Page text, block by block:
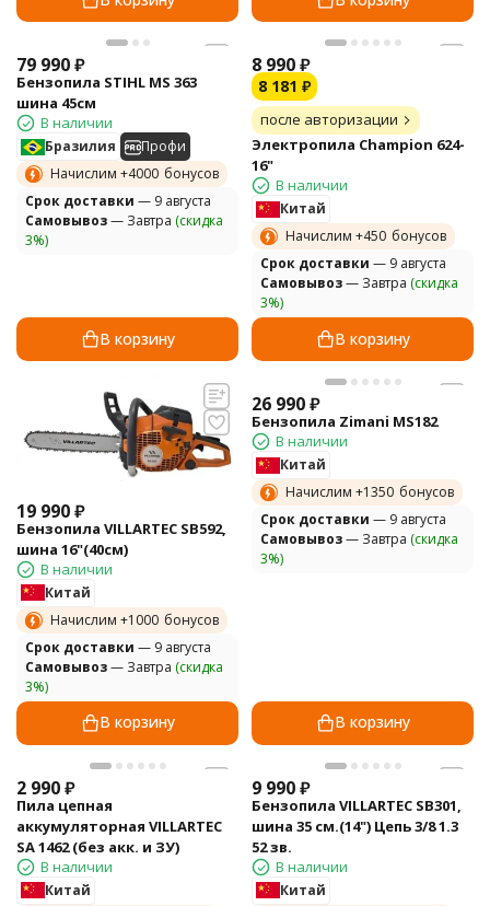
79 990₽
Бензопила STIHL MS 363
шина 45см
В наличии
Бразилия
Профи
Начислим +4000 бонусов
Cрок доставки — 9 августа
Самовывоз— Завтра (скидка
3%)
В корзину
8 990₽
8 181 ₽
после авторизации
Электропила Champion 624-
16"
В наличии
Китай
Начислим +450 бонусов
Cрок доставки — 9 августа
Самовывоз— Завтра (скидка
3%)
В корзину
19 990₽
Бензопила VILLARTEC SB592,
шина 16"(40см)
В наличии
Китай
Начислим +1000 бонусов
Cрок доставки — 9 августа
Самовывоз— Завтра (скидка
3%)
В корзину
26 990₽
Бензопила Zimani MS182
В наличии
Китай
Начислим +1350 бонусов
Cрок доставки — 9 августа
Самовывоз— Завтра (скидка
3%)
В корзину
2 990₽
Пила цепная
аккумуляторная VILLARTEC
SA 1462 (без акк. и ЗУ)
В наличии
Китай
9 990₽
Бензопила VILLARTEC SB301,
шина 35 см.(14") Цепь 3/8 1.3
52 зв.
В наличии
Китай